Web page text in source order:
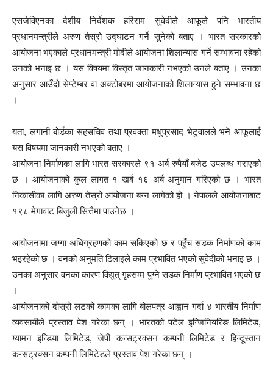
एसजेविएनका देशीय निर्देशक हरिराम सुवेदीले आफूले पनि भारतीय
प्रधानमन्त्रीले अरुण तेस्रो उद्घाटन गर्ने सुनेको बताए । भारत सरकारको
आयोजना भएकाले प्रधानमन्त्री मोदीले आयोजना शिलान्यास गर्ने सम्भावना रहेको
उनको भनाइ छ । यस विषयमा विस्तृत जानकारी नभएको उनले बताए । उनका
अनुसार आउँदो सेप्टेम्बर वा अक्टोबरमा आयोजनाको शिलान्यास हुने सम्भावना छ
।
यता, लगानी बोर्डका सहसचिव तथा प्रवक्ता मधुप्रसाद भेटुवालले भने आफूलाई
यस विषयमा जानकारी नभएको बताए ।
आयोजना निर्माणका लागि भारत सरकारले ९१ अर्ब रुपैयाँ बजेट उपलब्ध गराएको
छ । आयोजनाको कुल लागत १ खर्ब १६ अर्ब अनुमान गरिएको छ । भारत
निकासीका लागि अरुण तेस्रो आयोजना बन्न लागेको हो । नेपालले आयोजनाबाट
१९८ मेगावाट बिजुली सित्तैमा पाउनेछ ।
आयोजनामा जग्गा अधिग्रहणको काम सकिएको छ र पहुँच सडक निर्माणको काम
भइरहेको छ । वनको अनुमति ढिलाइले काम प्रभावित भएको सुवेदीको भनाइ छ ।
उनका अनुसार वनका कारण विद्युत् गृहसम्म पुग्ने सडक निर्माण प्रभावित भएको छ
।
आयोजनाको दोस्रो लटको कामका लागि बोलपत्र आह्वान गर्दा ४ भारतीय निर्माण
व्यवसायीले प्रस्ताव पेश गरेका छन् । भारतको पटेल इन्जिनियरिङ लिमिटेड,
ग्यामन इन्डिया लिमिटेड, जेपी कन्सट्रक्सन कम्पनी लिमिटेड र हिन्दूस्तान
कन्सट्रक्सन कम्पनी लिमिटेडले प्रस्ताव पेश गरेका छन् ।